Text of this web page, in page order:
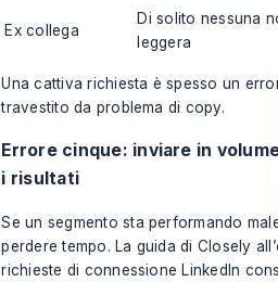
Ex collega
Di solito nessuna
leggera
Una cattiva richiesta è spesso un
travestito da problema di copy.
Errore cinque: inviare in
i risultati
Se un segmento sta performando
perdere tempo. La guida di Closely
richieste di connessione LinkedIn